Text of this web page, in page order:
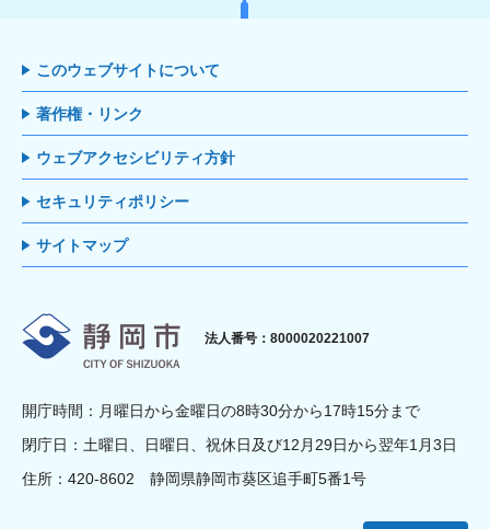
このウェブサイトについて
著作権・リンク
ウェブアクセシビリティ方針
セキュリティポリシー
サイトマップ
静岡市
法人番号：8000020221007
開庁時間：月曜日から金曜日の8時30分から17時15分まで
閉庁日：土曜日、日曜日、祝休日及び12月29日から翌年1月3日
住所：420-8602 静岡県静岡市葵区追手町5番1号